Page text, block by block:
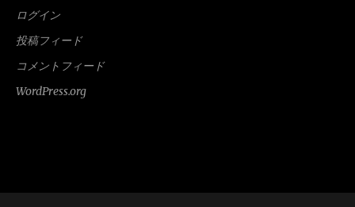
ログイン
投稿フィード
コメントフィード
WordPress.org